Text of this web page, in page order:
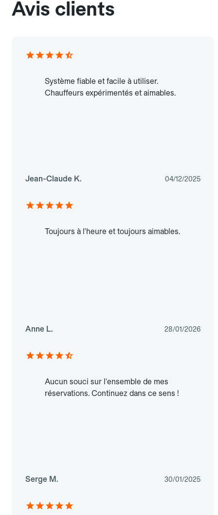
Avis clients
Système fiable et facile à utiliser.
Chauffeurs expérimentés et aimables.
Jean-Claude K. 04/12/2025
Toujours à l'heure et toujours aimables.
Anne L. 28/01/2026
Aucun souci sur l'ensemble de mes
réservations. Continuez dans ce sens !
Serge M. 30/01/2025